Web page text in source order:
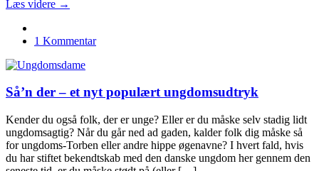
Læs videre →
1 Kommentar
Så’n der – et nyt populært ungdomsudtryk
Kender du også folk, der er unge? Eller er du måske selv stadig lidt
ungdomsagtig? Når du går ned ad gaden, kalder folk dig måske så
for ungdoms-Torben eller andre hippe øgenavne? I hvert fald, hvis
du har stiftet bekendtskab med den danske ungdom her gennem den